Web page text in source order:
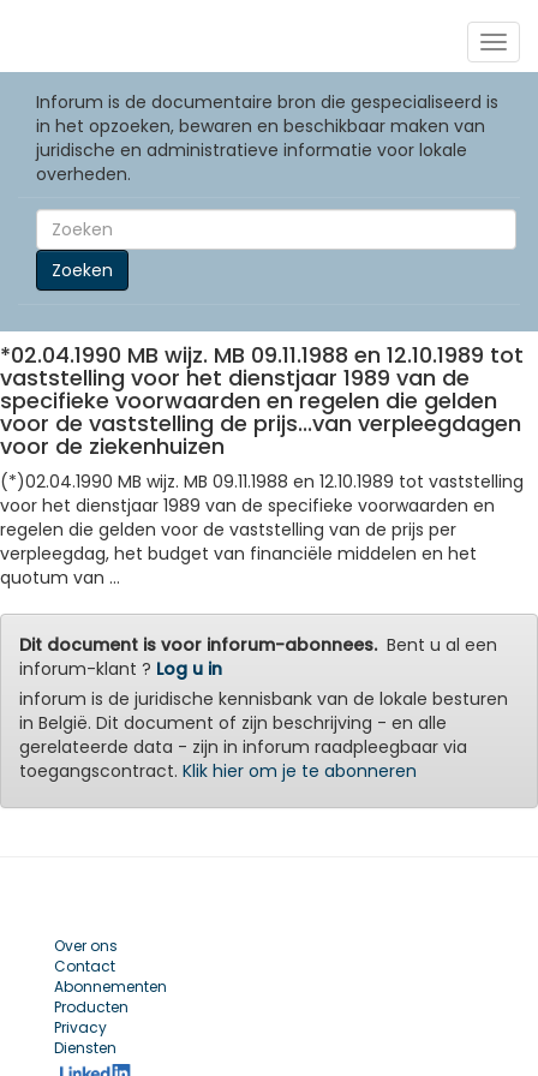
Inforum is de documentaire bron die gespecialiseerd is
in het opzoeken, bewaren en beschikbaar maken van
juridische en administratieve informatie voor lokale
overheden.
Zoeken
*02.04.1990 MB wijz. MB 09.11.1988 en 12.10.1989 tot
vaststelling voor het dienstjaar 1989 van de
specifieke voorwaarden en regelen die gelden
voor de vaststelling de prijs...van verpleegdagen
voor de ziekenhuizen
(*)02.04.1990 MB wijz. MB 09.11.1988 en 12.10.1989 tot vaststelling
voor het dienstjaar 1989 van de specifieke voorwaarden en
regelen die gelden voor de vaststelling van de prijs per
verpleegdag, het budget van financiële middelen en het
quotum van ...
Dit document is voor inforum-abonnees.Bent u al een
inforum-klant ? Log u in
inforum is de juridische kennisbank van de lokale besturen
in België. Dit document of zijn beschrijving - en alle
gerelateerde data - zijn in inforum raadpleegbaar via
toegangscontract. Klik hier om je te abonneren
Over ons
Contact
Abonnementen
Producten
Privacy
Diensten